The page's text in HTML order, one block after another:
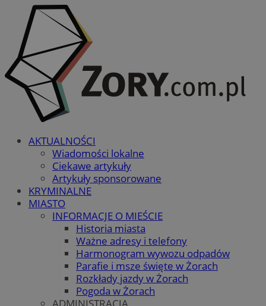
AKTUALNOŚCI
Wiadomości lokalne
Ciekawe artykuły
Artykuły sponsorowane
KRYMINALNE
MIASTO
INFORMACJE O MIEŚCIE
Historia miasta
Ważne adresy i telefony
Harmonogram wywozu odpadów
Parafie i msze święte w Żorach
Rozkłady jazdy w Żorach
Pogoda w Żorach